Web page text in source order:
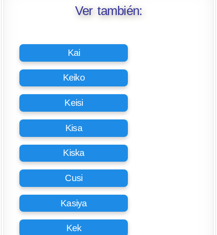
Ver también:
Kai
Keiko
Keisi
Kisa
Kiska
Cusi
Kasiya
Kek